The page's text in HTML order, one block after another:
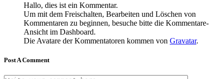
Hallo, dies ist ein Kommentar.
Um mit dem Freischalten, Bearbeiten und Löschen von
Kommentaren zu beginnen, besuche bitte die Kommentare-
Ansicht im Dashboard.
Die Avatare der Kommentatoren kommen von Gravatar.
Post A Comment